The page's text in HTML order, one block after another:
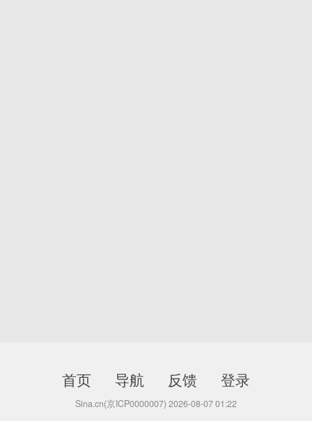
首页 导航 反馈 登录
Sina.cn(京ICP0000007) 2026-08-07 01:22